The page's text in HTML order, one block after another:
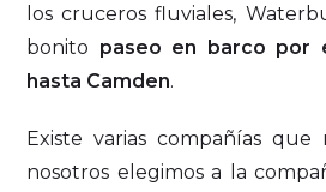
los cruceros fluviales,
bonito paseo en barco por
hasta Camden.
Existe varias compañías que
nosotros elegimos a la